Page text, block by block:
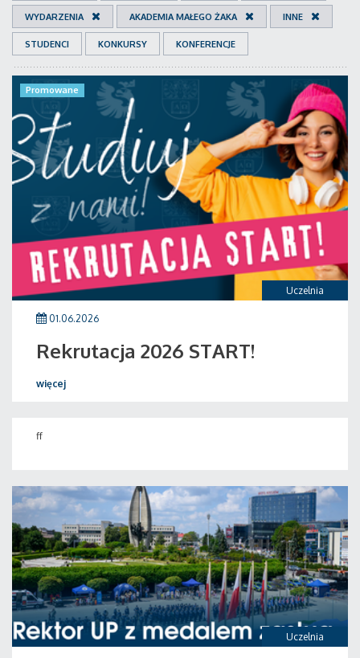
WYDARZENIA AKADEMIA MAŁEGO ŻAKA INNE
STUDENCI KONKURSY KONFERENCJE
Uczelnia
Promowane
01.06.2026
Rekrutacja 2026 START!
więcej
ff
Uczelnia